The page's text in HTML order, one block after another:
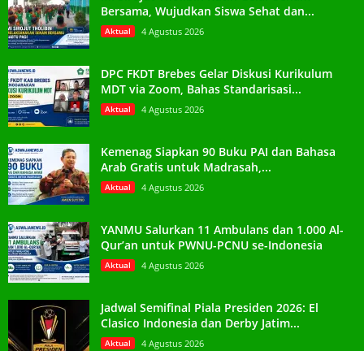
Bersama, Wujudkan Siswa Sehat dan...
Aktual 4 Agustus 2026
DPC FKDT Brebes Gelar Diskusi Kurikulum
MDT via Zoom, Bahas Standarisasi...
Aktual 4 Agustus 2026
Kemenag Siapkan 90 Buku PAI dan Bahasa
Arab Gratis untuk Madrasah,...
Aktual 4 Agustus 2026
YANMU Salurkan 11 Ambulans dan 1.000 Al-
Qur’an untuk PWNU-PCNU se-Indonesia
Aktual 4 Agustus 2026
Jadwal Semifinal Piala Presiden 2026: El
Clasico Indonesia dan Derby Jatim...
Aktual 4 Agustus 2026